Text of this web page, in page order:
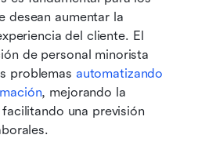
desean aumentar la
del cliente. El
de personal minorista
problemas automatizando
, mejorando la
una previsión